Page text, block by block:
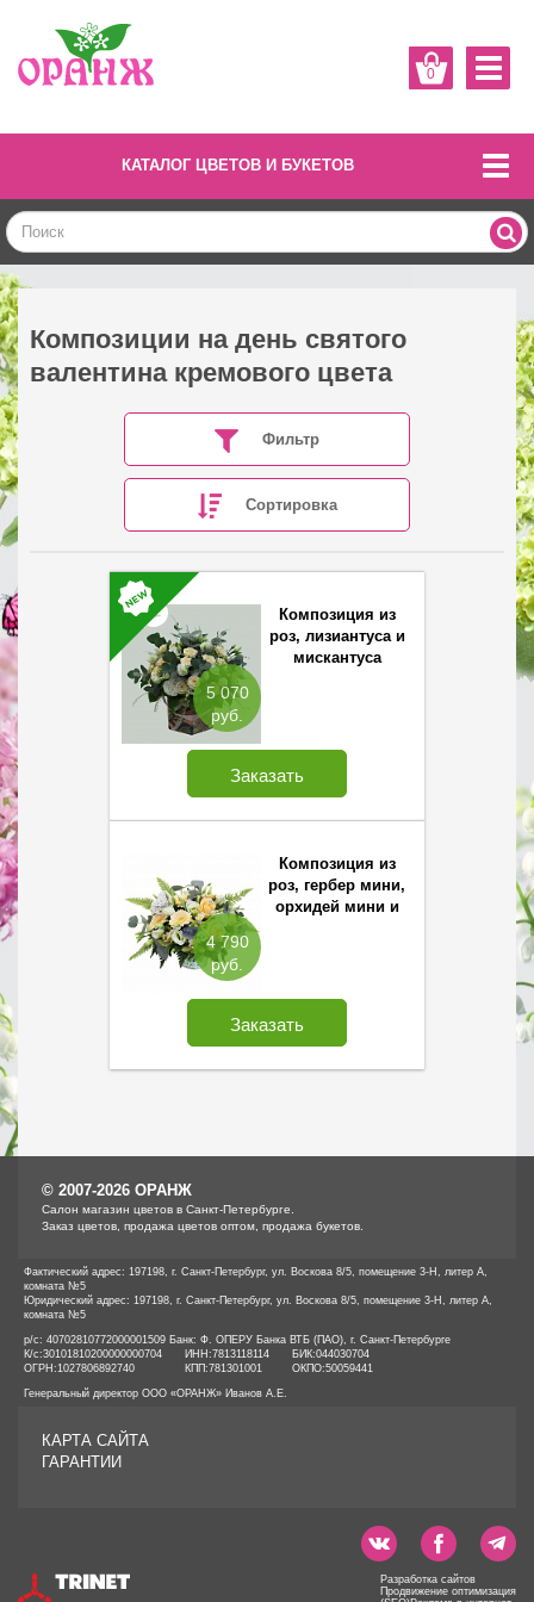
0
КАТАЛОГ ЦВЕТОВ И БУКЕТОВ
Композиции на день святого
валентина кремового цвета
Фильтр
Сортировка
5 070
руб.
Композиция из
роз, лизиантуса и
мискантуса
Заказать
4 790
руб.
Композиция из
роз, гербер мини,
орхидей мини и
Заказать
© 2007-2026 ОРАНЖ
Cалон магазин цветов в Санкт-Петербурге.
Заказ цветов, продажа цветов оптом, продажа букетов.
Фактический адрес: 197198, г. Санкт-Петербург, ул. Воскова 8/5, помещение 3-Н, литер А,
комната №5
Юридический адрес: 197198, г. Санкт-Петербург, ул. Воскова 8/5, помещение 3-Н, литер А,
комната №5
р/с: 40702810772000001509 Банк: Ф. ОПЕРУ Банка ВТБ (ПАО), г. Санкт-Петербурге
К/с:30101810200000000704 ИНН:7813118114 БИК:044030704
ОГРН: 1027806892740 КПП:781301001 ОКПО:50059441
Генеральный директор ООО «ОРАНЖ» Иванов А.Е.
КАРТА САЙТА
ГАРАНТИИ
Разработка сайтов
Продвижение оптимизация